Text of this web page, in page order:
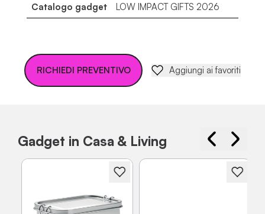
Catalogo gadget LOW IMPACT GIFTS 2026
RICHIEDI PREVENTIVO Aggiungi ai favoriti
Gadget in Casa & Living